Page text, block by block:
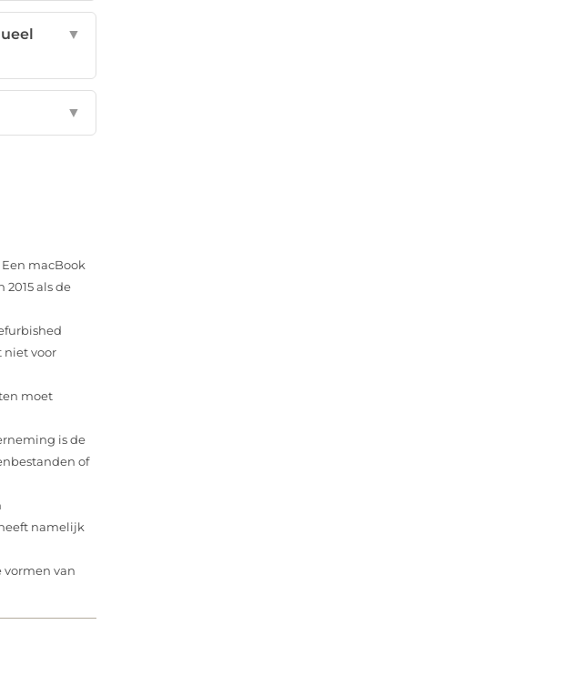
▼
▼
Een macBook
als de
niet voor
moet
is de
of
namelijk
vormen van